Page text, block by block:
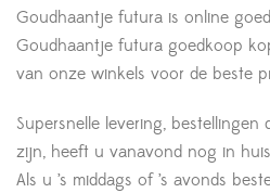
Goudhaantje futura is online
Goudhaantje futura goedkoop
van onze winkels voor de beste
Supersnelle levering, bestellingen
zijn, heeft u vanavond nog in
Als u ’s middags of ’s avonds